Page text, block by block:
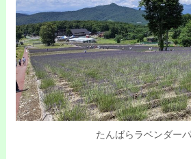
たんばらラベンダー